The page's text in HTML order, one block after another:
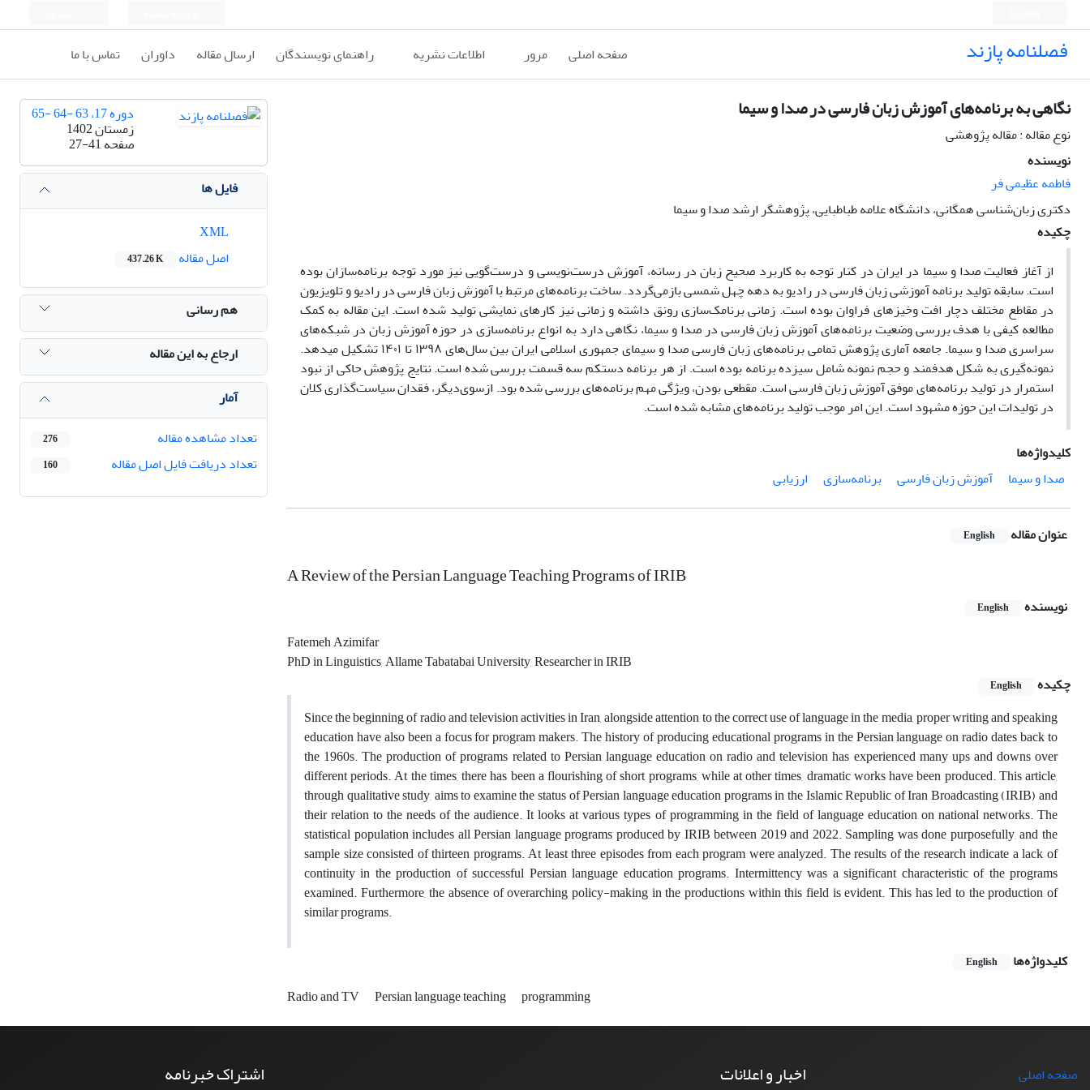
فصلنامه پازند صفحه اصلی مرور اطلاعات نشریه راهنمای نویسندگان ارسال مقاله داوران تماس با ما
نگاهی به برنامه‌های آموزش زبان فارسی در صدا و سیما
نوع مقاله : مقاله پژوهشی
نویسنده
فاطمه عظیمی فر
دکتری زبان‌شناسی همگانی، دانشگاه علامه طباطبایی، پژوهشگر ارشد صدا و سیما
چکیده
از آغاز فعالیت صدا و سیما در ایران در کنار توجه به کاربرد صحیح زبان در رسانه، آموزش درست‌نویسی و درست‌گویی نیز مورد توجه برنامه‌سازان بوده
است. سابقه تولید برنامه آموزشی زبان فارسی در رادیو به دهه چهل شمسی بازمی‌گردد. ساخت برنامه‌های مرتبط با آموزش زبان فارسی در رادیو و تلویزیون
در مقاطع مختلف دچار افت ‌وخیزهای فراوان بوده است. زمانی برنامک‌سازی رونق داشته و زمانی نیز کارهای نمایشی تولید شده است. این مقاله به کمک
مطالعه کیفی با هدف بررسی وضعیت برنامه‌های آموزش زبان فارسی در صدا و سیما، نگاهی دارد به انواع برنامه‌‌سازی در حوزه آموزش زبان در شبکه‌های
سراسری صدا و سیما. جامعه آماری پژوهش تمامی برنامه‌های زبان فارسی صدا و سیمای جمهوری اسلامی ایران بین سال‌های ۱۳۹۸ تا ۱۴۰۱ تشکیل می­دهد.
نمونه‌گیری به شکل هدفمند و حجم نمونه شامل سیزده برنامه بوده است. از هر برنامه دستکم سه قسمت بررسی شده است. نتایج پژوهش حاکی از نبود
استمرار در تولید برنامه‌های موفق آموزش زبان فارسی است. مقطعی بودن، ویژگی مهم برنامه‌های بررسی شده بود. ازسوی‌دیگر، فقدان سیاست‌گذاری کلان
در تولیدات این حوزه مشهود است. این امر موجب تولید برنامه‌های مشابه شده است.
کلیدواژه‌ها
صدا و سیما
آموزش زبان فارسی برنامه‌سازی ارزیابی
عنوان مقاله English
A Review of the Persian Language Teaching Programs of IRIB
نویسنده English
Fatemeh Azimifar
PhD in Linguistics, Allame Tabatabai University, Researcher in IRIB
چکیده
English
Since the beginning of radio and television activities in Iran, alongside attention to the correct use of language in the media, proper writing and speaking
education have also been a focus for program makers. The history of producing educational programs in the Persian language on radio dates back to
the 1960s. The production of programs related to Persian language education on radio and television has experienced many ups and downs over
different periods. At the times, there has been a flourishing of short programs, while at other times, dramatic works have been produced. This article,
through qualitative study, aims to examine the status of Persian language education programs in the Islamic Republic of Iran Broadcasting (IRIB) and
their relation to the needs of the audience. It looks at various types of programming in the field of language education on national networks. The
statistical population includes all Persian language programs produced by IRIB between 2019 and 2022. Sampling was done purposefully, and the
sample size consisted of thirteen programs. At least three episodes from each program were analyzed. The results of the research indicate a lack of
continuity in the production of successful Persian language education programs. Intermittency was a significant characteristic of the programs
examined. Furthermore, the absence of overarching policy-making in the productions within this field is evident. This has led to the production of
similar programs.
کلیدواژه‌ها
English
Radio and TV Persian language teaching programming
دوره 17، 63 -64 -65
زمستان 1402
صفحه27-41
فایل ها
اصل مقاله
437.26 K
هم رسانی
ارجاع به این مقاله
آمار
تعداد مشاهده مقاله
276
تعداد دریافت فایل اصل مقاله 160
صفحه اصلی
اخبار و اعلانات اشتراک خبرنامه